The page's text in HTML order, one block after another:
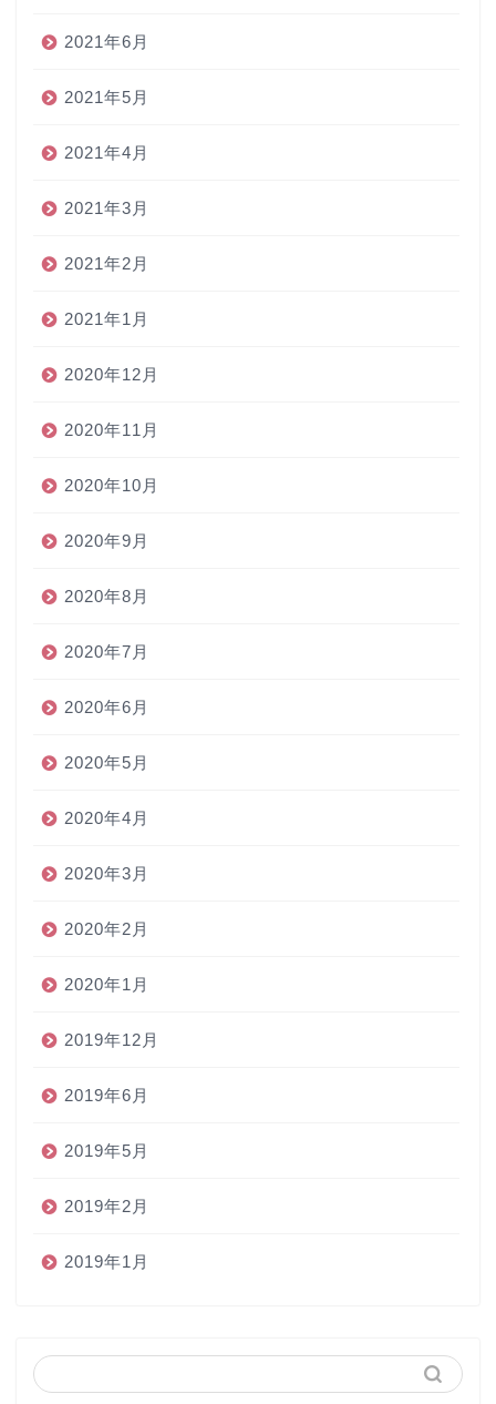
2021年6月
2021年5月
2021年4月
2021年3月
2021年2月
2021年1月
2020年12月
2020年11月
2020年10月
2020年9月
2020年8月
2020年7月
2020年6月
2020年5月
2020年4月
2020年3月
2020年2月
2020年1月
2019年12月
2019年6月
2019年5月
2019年2月
2019年1月
インク